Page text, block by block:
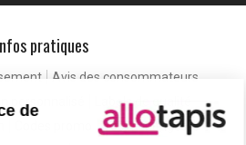
de
pratiques
Avis des consommateurs
personnalisé
Labels de qualité
Vos avantages